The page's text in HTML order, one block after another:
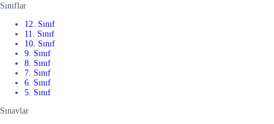
Sınıflar
12. Sınıf
11. Sınıf
10. Sınıf
9. Sınıf
8. Sınıf
7. Sınıf
6. Sınıf
5. Sınıf
Sınavlar